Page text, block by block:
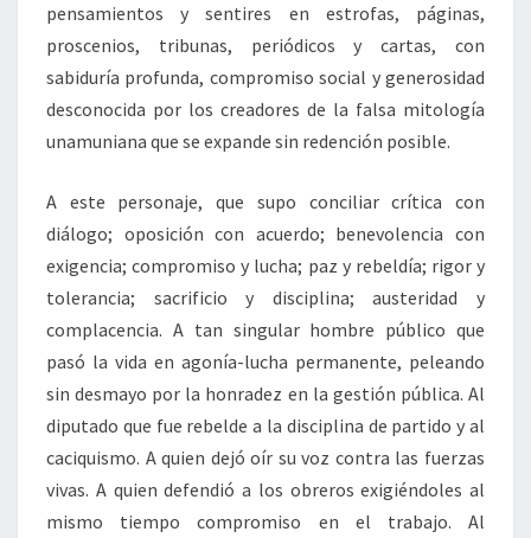
pensamientos y sentires en estrofas, páginas,
proscenios, tribunas, periódicos y cartas, con
sabiduría profunda, compromiso social y generosidad
desconocida por los creadores de la falsa mitología
unamuniana que se expande sin redención posible.
A este personaje, que supo conciliar crítica con
diálogo; oposición con acuerdo; benevolencia con
exigencia; compromiso y lucha; paz y rebeldía; rigor y
tolerancia; sacrificio y disciplina; austeridad y
complacencia. A tan singular hombre público que
pasó la vida en agonía-lucha permanente, peleando
sin desmayo por la honradez en la gestión pública. Al
diputado que fue rebelde a la disciplina de partido y al
caciquismo. A quien dejó oír su voz contra las fuerzas
vivas. A quien defendió a los obreros exigiéndoles al
mismo tiempo compromiso en el trabajo. Al